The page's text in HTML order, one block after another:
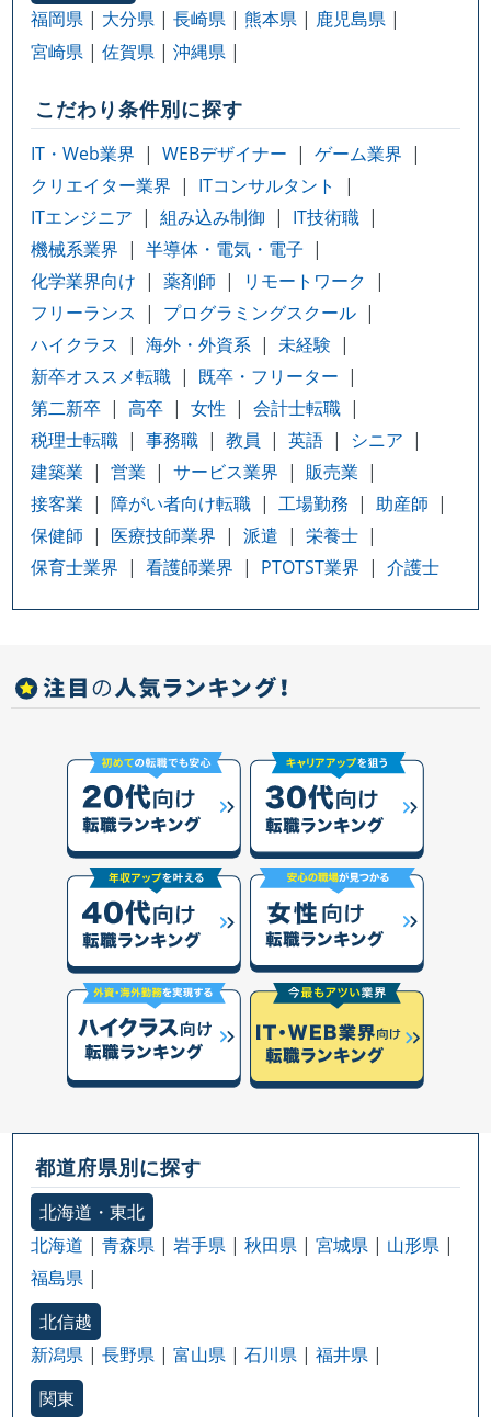
福岡県
大分県 長崎県 熊本県
鹿児島県
宮崎県
佐賀県 沖縄県
こだわり条件別に探す
IT・Web業界 WEBデザイナー
ゲーム業界
クリエイター業界
ITコンサルタント
ITエンジニア
組み込み制御
IT技術職
機械系業界
半導体・電気・電子
化学業界向け
薬剤師
リモートワーク
フリーランス
プログラミングスクール
ハイクラス
海外・外資系
未経験
新卒オススメ転職
既卒・フリーター
第二新卒
高卒 女性
会計士転職
税理士転職
事務職 教員 英語
シニア
建築業
営業 サービス業界
販売業
接客業
障がい者向け転職 工場勤務
助産師
保健師
医療技師業界 派遣
栄養士
保育士業界
看護師業界 PTOTST業界 介護士
都道府県別に探す
北海道・東北
北海道
青森県 岩手県 秋田県 宮城県
山形県
福島県
北信越
新潟県
長野県 富山県 石川県
福井県
関東